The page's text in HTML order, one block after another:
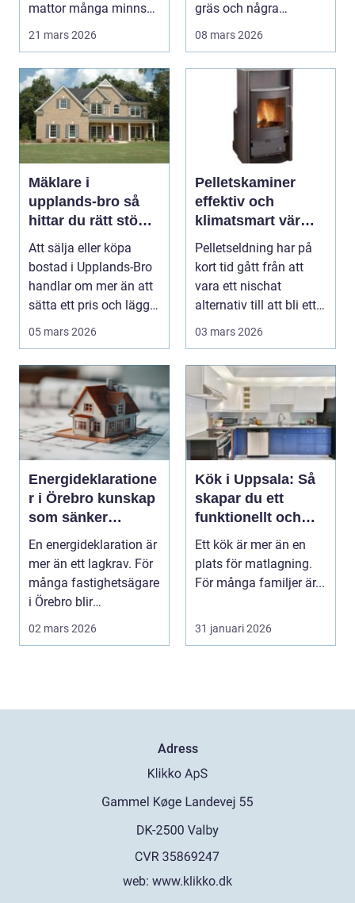
mattor många minns
från 70- och 80-talet.
21 mars 2026
gräs och några
rabatter. I Växjö, med
08 mars 2026
Mäklare i
upplands-bro så
hittar du rätt stöd
för din
bostadsaffär
Att sälja eller köpa
bostad i Upplands-Bro
handlar om mer än att
sätta ett pris och lägga
ut en anno...
05 mars 2026
Pelletskaminer
effektiv och
klimatsmart värme
för moderna hem
Pelletseldning har på
kort tid gått från att
vara ett nischat
alternativ till att bli ett
självklart...
03 mars 2026
Energideklaratione
r i Örebro kunskap
som sänker
kostnader och
höjer värdet
En energideklaration är
mer än ett lagkrav. För
många fastighetsägare
i Örebro blir
deklarationen st...
02 mars 2026
Kök i Uppsala: Så
skapar du ett
funktionellt och
personligt kök
Ett kök är mer än en
plats för matlagning.
För många familjer är...
31 januari 2026
Adress
web: www.klikko.dk